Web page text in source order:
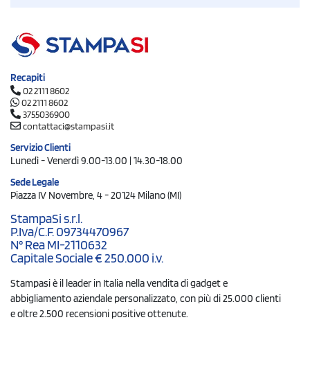
Recapiti
02 2111 8602
02 2111 8602
3755036900
contattaci@stampasi.it
Servizio Clienti
Lunedì - Venerdì 9.00-13.00 | 14.30-18.00
Sede Legale
Piazza IV Novembre, 4 - 20124 Milano (MI)
StampaSi s.r.l.
P.Iva/C.F. 09734470967
N° Rea MI-2110632
Capitale Sociale € 250.000 i.v.
Stampasi è il leader in Italia nella vendita di gadget e
abbigliamento aziendale personalizzato, con più di 25.000 clienti
e oltre 2.500 recensioni positive ottenute.